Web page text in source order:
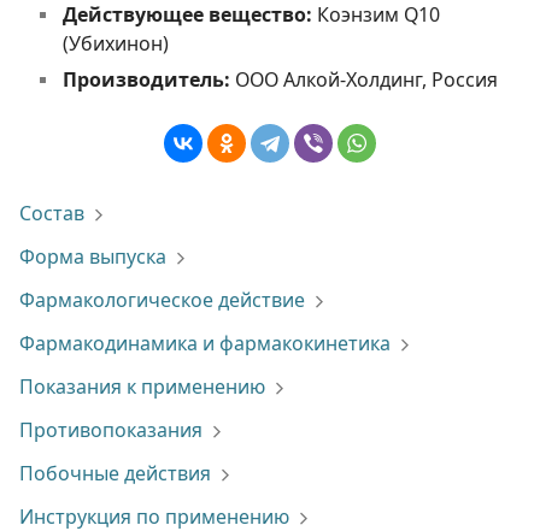
Действующее вещество: Коэнзим Q10
(Убихинон)
Производитель: ООО Алкой-Холдинг, Россия
Состав
Форма выпуска
Фармакологическое действие
Фармакодинамика и фармакокинетика
Показания к применению
Противопоказания
Побочные действия
Инструкция по применению